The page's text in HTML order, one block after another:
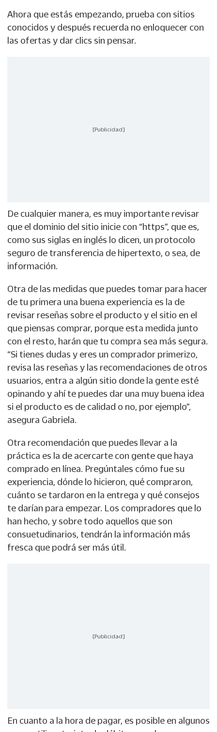
Ahora que estás empezando, prueba con sitios
conocidos y después recuerda no enloquecer con
las ofertas y dar clics sin pensar.
[Publicidad]
De cualquier manera, es muy importante revisar
que el dominio del sitio inicie con “https”, que es,
como sus siglas en inglés lo dicen, un protocolo
seguro de transferencia de hipertexto, o sea, de
información.
Otra de las medidas que puedes tomar para hacer
de tu primera una buena experiencia es la de
revisar reseñas sobre el producto y el sitio en el
que piensas comprar, porque esta medida junto
con el resto, harán que tu compra sea más segura.
“Si tienes dudas y eres un comprador primerizo,
revisa las reseñas y las recomendaciones de otros
usuarios, entra a algún sitio donde la gente esté
opinando y ahí te puedes dar una muy buena idea
si el producto es de calidad o no, por ejemplo”,
asegura Gabriela.
Otra recomendación que puedes llevar a la
práctica es la de acercarte con gente que haya
comprado en línea. Pregúntales cómo fue su
experiencia, dónde lo hicieron, qué compraron,
cuánto se tardaron en la entrega y qué consejos
te darían para empezar. Los compradores que lo
han hecho, y sobre todo aquellos que son
consuetudinarios, tendrán la información más
fresca que podrá ser más útil.
[Publicidad]
En cuanto a la hora de pagar, es posible en algunos